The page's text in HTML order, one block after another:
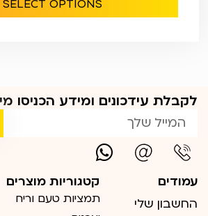
SELECT OPTIONS
לקבלת עידכונים ומידע הכניסו
עמודים
החשבון שלי
קטגוריות מוצרים
תמציות טעם וריח